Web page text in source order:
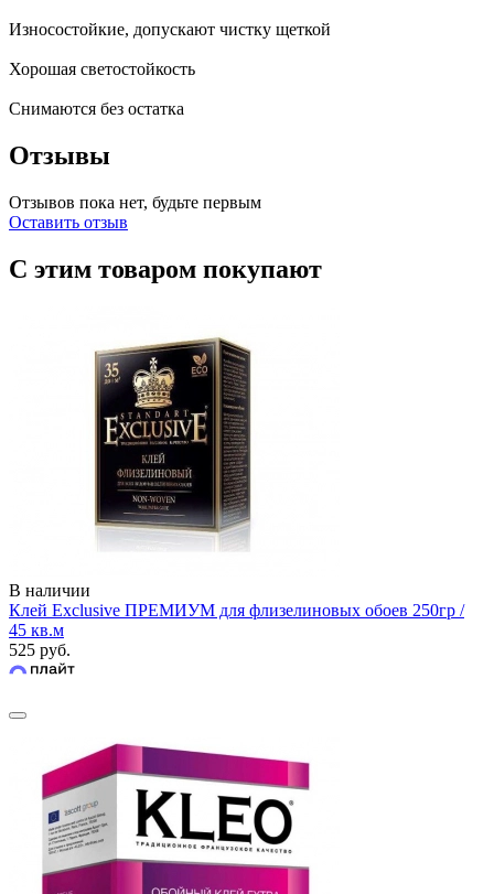
Износостойкие, допускают чистку щеткой
Хорошая светостойкость
Снимаются без остатка
Отзывы
Отзывов пока нет, будьте первым
Оставить отзыв
С этим товаром покупают
В наличии
Клей Exclusive ПРЕМИУМ для флизелиновых обоев 250гр /
45 кв.м
525 руб.